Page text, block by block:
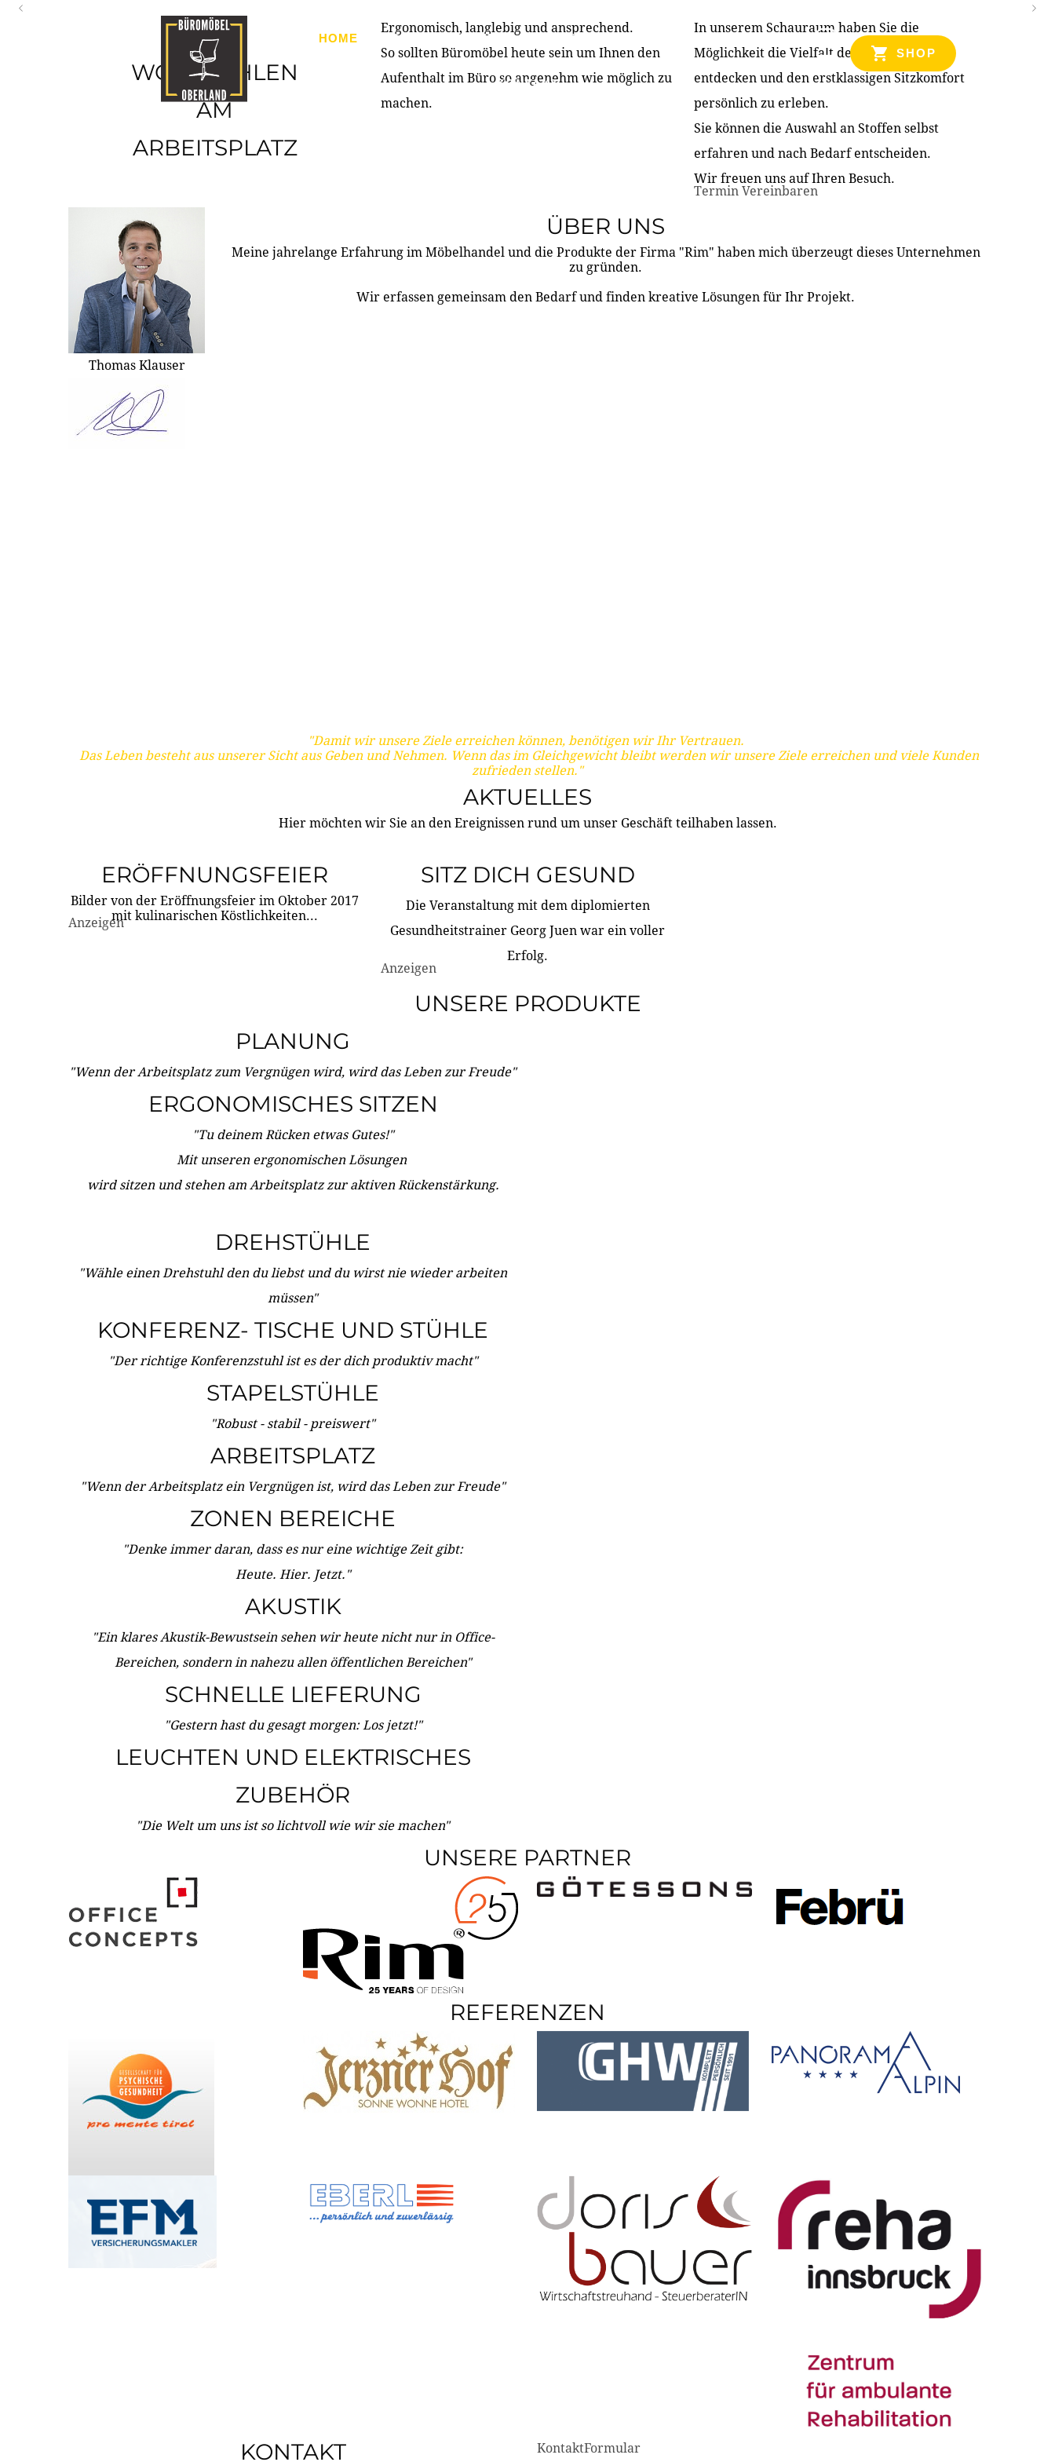
HOME PRODUKTE ÜBER UNS PARTNER & REFERENZEN
KONTAKT
SHOP
WOHLFÜHLEN
AM
ARBEITSPLATZ
Ergonomisch, langlebig und ansprechend.
So sollten Büromöbel heute sein um Ihnen den
Aufenthalt im Büro so angenehm wie möglich zu
machen.
In unserem Schauraum haben Sie die
Möglichkeit die Vielfalt der Produkte zu
entdecken und den erstklassigen Sitzkomfort
persönlich zu erleben.
Sie können die Auswahl an Stoffen selbst
erfahren und nach Bedarf entscheiden.
Wir freuen uns auf Ihren Besuch.
Termin Vereinbaren
Thomas Klauser
ÜBER UNS
Meine jahrelange Erfahrung im Möbelhandel und die Produkte der Firma "Rim" haben mich überzeugt dieses Unternehmen
zu gründen.
Wir erfassen gemeinsam den Bedarf und finden kreative Lösungen für Ihr Projekt.
"Damit wir unsere Ziele erreichen können, benötigen wir Ihr Vertrauen.
Das Leben besteht aus unserer Sicht aus Geben und Nehmen. Wenn das im Gleichgewicht bleibt werden wir unsere Ziele erreichen und viele Kunden
zufrieden stellen."
AKTUELLES
Hier möchten wir Sie an den Ereignissen rund um unser Geschäft teilhaben lassen.
ERÖFFNUNGSFEIER
Bilder von der Eröffnungsfeier im Oktober 2017
mit kulinarischen Köstlichkeiten...
Anzeigen
SITZ DICH GESUND
Die Veranstaltung mit dem diplomierten
Gesundheitstrainer Georg Juen war ein voller
Erfolg.
Anzeigen
UNSERE PRODUKTE
PLANUNG
"Wenn der Arbeitsplatz zum Vergnügen wird, wird das Leben zur Freude"
ERGONOMISCHES SITZEN
"Tu deinem Rücken etwas Gutes!"
Mit unseren ergonomischen Lösungen
wird sitzen und stehen am Arbeitsplatz zur aktiven Rückenstärkung.
DREHSTÜHLE
"Wähle einen Drehstuhl den du liebst und du wirst nie wieder arbeiten
müssen"
KONFERENZ- TISCHE UND STÜHLE
"Der richtige Konferenzstuhl ist es der dich produktiv macht"
STAPELSTÜHLE
"Robust - stabil - preiswert"
ARBEITSPLATZ
"Wenn der Arbeitsplatz ein Vergnügen ist, wird das Leben zur Freude"
ZONEN BEREICHE
"Denke immer daran, dass es nur eine wichtige Zeit gibt:
Heute. Hier. Jetzt."
AKUSTIK
"Ein klares Akustik-Bewustsein sehen wir heute nicht nur in Office-
Bereichen, sondern in nahezu allen öffentlichen Bereichen"
SCHNELLE LIEFERUNG
"Gestern hast du gesagt morgen: Los jetzt!"
LEUCHTEN UND ELEKTRISCHES
ZUBEHÖR
"Die Welt um uns ist so lichtvoll wie wir sie machen"
UNSERE PARTNER
REFERENZEN
KONTAKT KontaktFormular